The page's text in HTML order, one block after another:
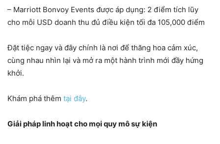
– Marriott Bonvoy Events được áp dụng: 2 điểm tích lũy
cho mỗi USD doanh thu đủ điều kiện tối đa 105,000 điểm
Đặt tiệc ngay và đây chính là nơi để thăng hoa cảm xúc,
cùng nhau nhìn lại và mở ra một hành trình mới đầy hứng
khởi.
Khám phá thêm tại đây.
Giải pháp linh hoạt cho mọi quy mô sự kiện